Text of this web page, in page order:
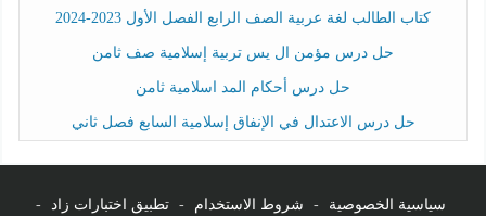
كتاب الطالب لغة عربية الصف الرابع الفصل الأول 2023-2024
حل درس مؤمن ال يس تربية إسلامية صف ثامن
حل درس أحكام المد اسلامية ثامن
حل درس الاعتدال في الإنفاق إسلامية السابع فصل ثاني
سياسية الخصوصية - شروط الاستخدام - تطبيق اختبارات زاد -